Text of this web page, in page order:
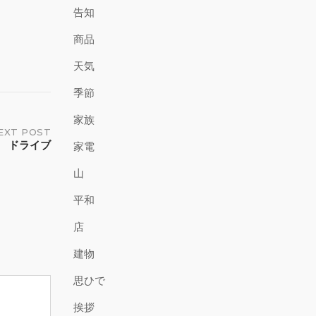
POST
ドライブ
告知
商品
天気
季節
家族
家電
山
平和
店
建物
思ひで
挨拶